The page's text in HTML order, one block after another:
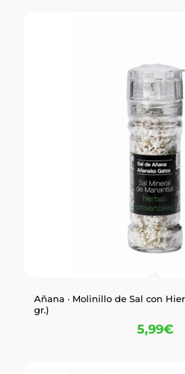
Añana · Molinillo de Sal con
gr.)
5,99€